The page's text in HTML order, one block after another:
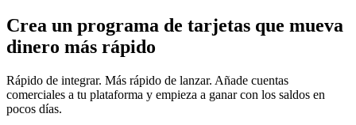
Crea un programa de tarjetas que mueva
dinero más rápido
Rápido de integrar. Más rápido de lanzar. Añade cuentas
comerciales a tu plataforma y empieza a ganar con los saldos en
pocos días.